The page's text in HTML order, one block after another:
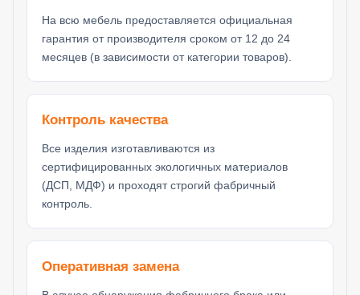
На всю мебель предоставляется официальная
гарантия от производителя сроком от 12 до 24
месяцев (в зависимости от категории товаров).
Контроль качества
Все изделия изготавливаются из
сертифицированных экологичных материалов
(ДСП, МДФ) и проходят строгий фабричный
контроль.
Оперативная замена